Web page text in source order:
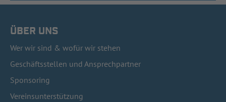
ÜBER UNS
Wer wir sind & wofür wir stehen
Geschäftsstellen und Ansprechpartner
Sponsoring
Vereinsunterstützung